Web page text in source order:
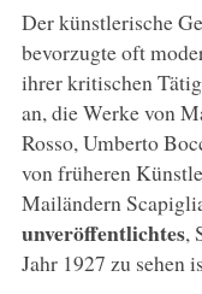
Der künstlerische
bevorzugte oft
ihrer kritischen
an, die Werke von
Rosso, Umberto
von früheren
Mailändern
unveröffentlichtes,
Jahr 1927 zu sehen